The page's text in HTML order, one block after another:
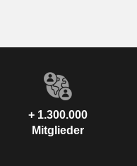
+ 1.300.000
Mitglieder